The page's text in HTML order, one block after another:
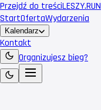
Przejdź do treściLESZY.RUN
StartOfertaWydarzenia
Kalendarz
Kontakt
Organizujesz bieg?